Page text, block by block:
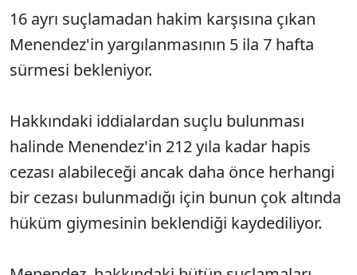
16 ayrı suçlamadan hakim karşısına çıkan
Menendez'in yargılanmasının 5 ila 7 hafta
sürmesi bekleniyor.
Hakkındaki iddialardan suçlu bulunması
halinde Menendez'in 212 yıla kadar hapis
cezası alabileceği ancak daha önce herhangi
bir cezası bulunmadığı için bunun çok altında
hüküm giymesinin beklendiği kaydediliyor.